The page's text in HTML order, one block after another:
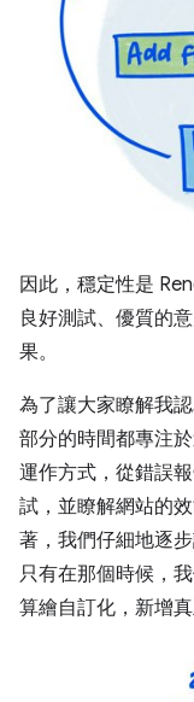
因此，穩定性是
良好測試、優質的
果。
為了讓大家瞭解我
部分的時間都專注
運作方式，從錯誤
試，並瞭解網站的
著，我們仔細地逐
只有在那個時候，
算繪自訂化，新增